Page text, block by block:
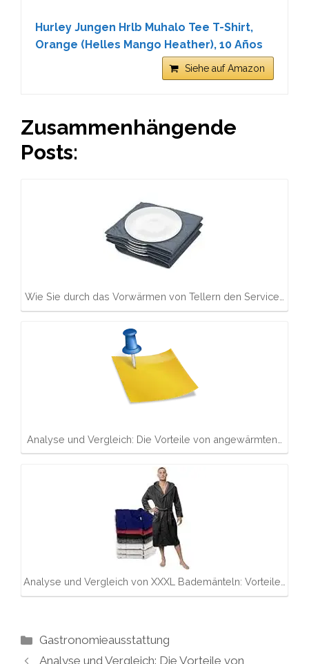
Hurley Jungen Hrlb Muhalo Tee T-Shirt,
Orange (Helles Mango Heather), 10 Años
Siehe auf Amazon
Zusammenhängende
Posts:
Wie Sie durch das Vorwärmen von Tellern den Service…
Analyse und Vergleich: Die Vorteile von angewärmten…
Analyse und Vergleich von XXXL Bademänteln: Vorteile…
Kategorien
Gastronomieausstattung
Analyse und Vergleich: Die Vorteile von